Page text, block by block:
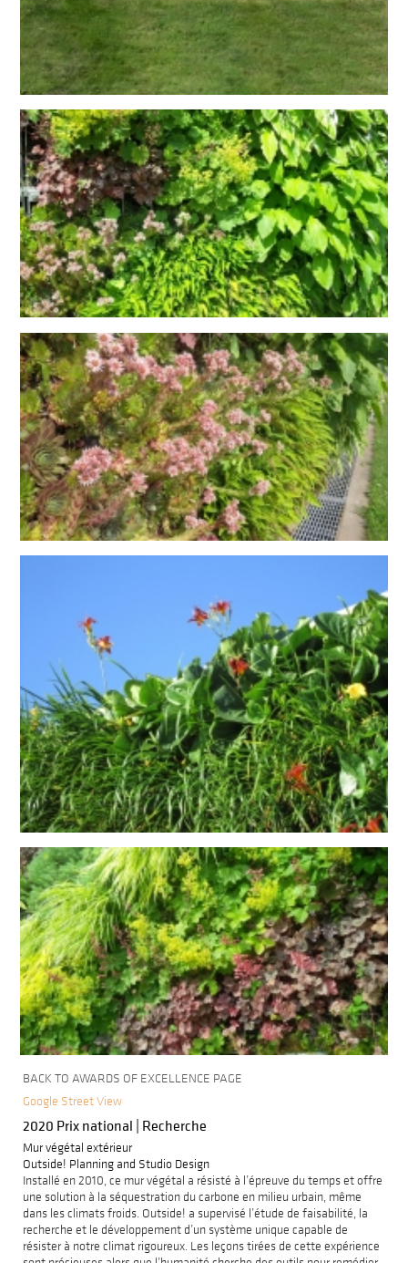
BACK TO AWARDS OF EXCELLENCE PAGE
Google Street View
2020 Prix national | Recherche
Mur végétal extérieur
Outside! Planning and Studio Design
Installé en 2010, ce mur végétal a résisté à l’épreuve du temps et offre
une solution à la séquestration du carbone en milieu urbain, même
dans les climats froids. Outside! a supervisé l’étude de faisabilité, la
recherche et le développement d’un système unique capable de
résister à notre climat rigoureux. Les leçons tirées de cette expérience